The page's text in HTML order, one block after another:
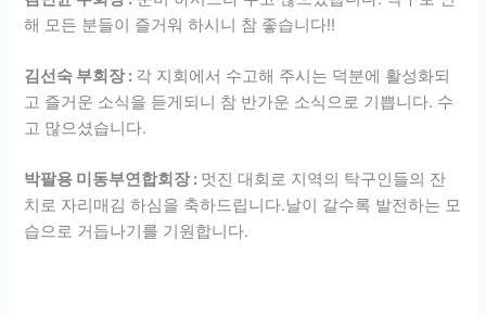
해 모든 분들이 즐거워 하시니 참 좋습니다!!
김선숙 부회장 : 각 지회에서 수고해 주시는 덕분에 활성화되
고 즐거운 소식을 듣게되니 참 반가운 소식으로 기쁩니다. 수
고 많으셨습니다.
박팔용 미동부연합회장 : 멋진 대회로 지역의 탁구인들의 잔
치로 자리매김 하심을 축하드립니다.날이 갈수록 발전하는 모
습으로 거듭나기를 기원합니다.